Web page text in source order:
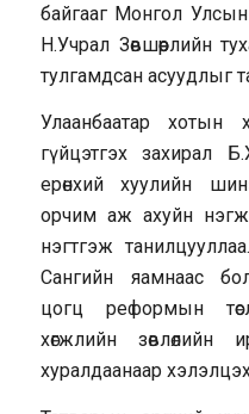
байгааг Монгол
Н.Учрал Зөвшөөрлийн
тулгамдсан асуудлыг
Улаанбаатар хотын
гүйцэтгэх захирал
ерөнхий хуулийн
орчим аж ахуйн
нэгтгэж
Сангийн яамнаас
цогц реформын
хөгжлийн
хуралдаанаар